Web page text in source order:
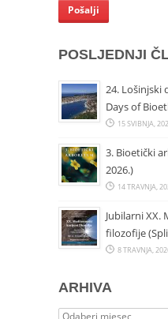
POSLJEDNJI
24. Lošinjski
Days of
15 SVIBNJA,
3. Bioetički
2026.)
14 TRAVNJA,
Jubilarni XX.
filozofije
8 TRAVNJA,
ARHIVA
Arhiva